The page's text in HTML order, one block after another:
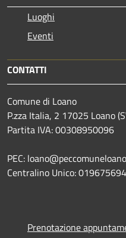
Luoghi
Eventi
CONTATTI
Comune di Loano
P.zza Italia, 2 17025 Loano
Partita IVA: 00308950096
PEC:
Centralino Unico: 019675694
Prenotazione